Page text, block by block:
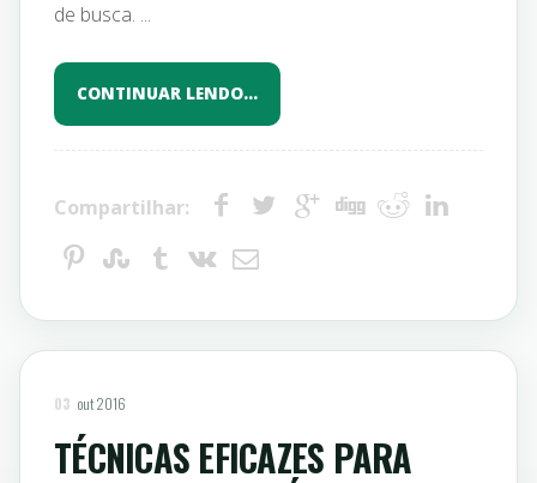
de busca. ...
CONTINUAR LENDO…
Compartilhar:
03 out 2016
TÉCNICAS EFICAZES PARA